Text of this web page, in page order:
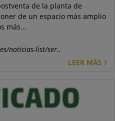
de la planta de
de un espacio más amplio
más...
noticias-list/ser..
LEER MÁS